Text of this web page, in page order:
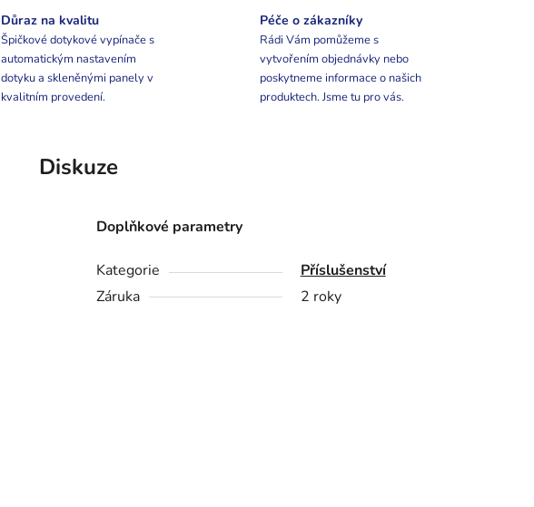
Důraz na kvalitu
Špičkové dotykové vypínače s
automatickým nastavením
dotyku a skleněnými panely v
kvalitním provedení.
Péče o zákazníky
Rádi Vám pomůžeme s
vytvořením objednávky nebo
poskytneme informace o našich
produktech. Jsme tu pro vás.
Diskuze
Doplňkové parametry
Kategorie
Příslušenství
Záruka
2 roky